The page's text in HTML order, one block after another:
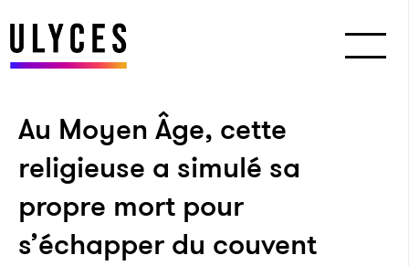
Au Moyen Âge, cette
religieuse a simulé sa
propre mort pour
s’échapper du couvent